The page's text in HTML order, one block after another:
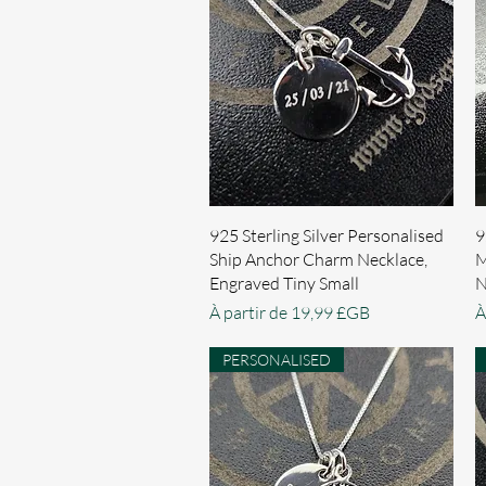
Aperçu rapide
925 Sterling Silver Personalised
Ship Anchor Charm Necklace,
Engraved Tiny Small
À partir de 19,99 £GB
Prix promotionnel
PERSONALISED